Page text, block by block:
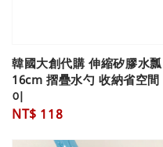
韓國大創代購 伸縮矽膠水瓢
16cm 摺疊水勺 收納省空間
이
Regular
NT$ 118